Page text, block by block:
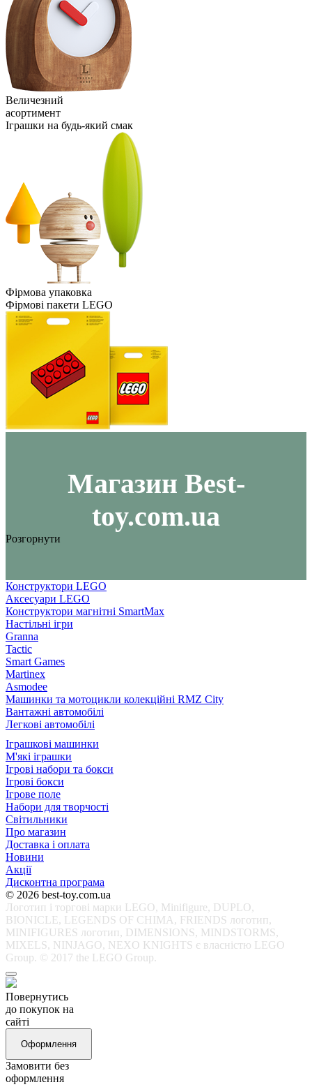
Величезний
асортимент
Іграшки на будь-який смак
Фірмова упаковка
Фірмові пакети LEGO
Maгазин Best-
toy.com.ua
Розгорнути
Конструктори LEGO
Аксесуари LEGO
Конструктори магнітні SmartMax
Настільні ігри
Granna
Tactic
Smart Games
Martinex
Asmodee
Машинки та мотоцикли колекційні RMZ City
Вантажні автомобілі
Легкові автомобілі
Іграшкові машинки
М'які іграшки
Ігрові набори та бокси
Ігрові бокси
Ігрове поле
Набори для творчості
Світильники
Про магазин
Доставка і оплата
Новини
Акції
Дисконтна програма
© 2026 best-toy.com.ua
Логотип і торгові марки LEGO, Minifigure, DUPLO,
BIONICLE, LEGENDS OF CHIMA, FRIENDS логотип,
MINIFIGURES логотип, DIMENSIONS, MINDSTORMS,
MIXELS, NINJAGO, NEXO KNIGHTS є власністю LEGO
Group. © 2017 the LEGO Group.
Повернутись
до покупок на
сайті
Оформлення
Замовити без
оформлення